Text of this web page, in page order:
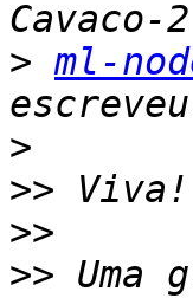
> ml-
>
>>
>>
>> Uma